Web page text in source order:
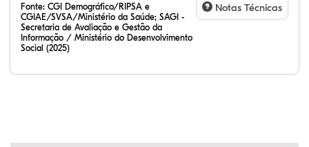
Fonte: CGI Demográfico/RIPSA e
CGIAE/SVSA/Ministério da Saúde; SAGI -
Secretaria de Avaliação e Gestão da
Informação / Ministério do Desenvolvimento
Social (2025)
Notas Técnicas